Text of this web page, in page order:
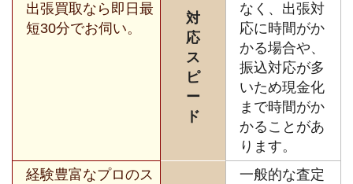
出張買取なら即日最
短30分でお伺い。
対
応
ス
ピ
ー
ド
なく、出張対
応に時間がか
かる場合や、
振込対応が多
いため現金化
まで時間がか
かることがあ
ります。
経験豊富なプロのス
一般的な査定